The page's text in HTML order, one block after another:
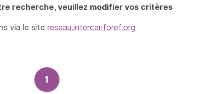
recherche, veuillez modifier vos critères
via le site reseau.intercariforef.org
1